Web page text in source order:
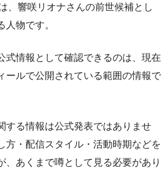
、響咲リオナさんの前世候補とし
物です。
式情報として確認できるのは、現在
ールで公開されている範囲の情報で
する情報は公式発表ではありませ
方・配信スタイル・活動時期などを
、あくまで噂として見る必要があり